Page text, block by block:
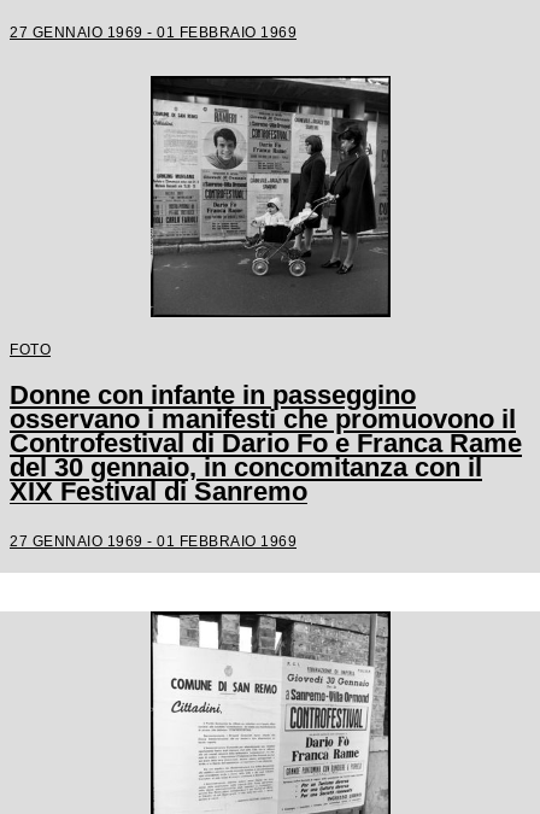
27 GENNAIO 1969 - 01 FEBBRAIO 1969
FOTO
Donne con infante in passeggino
osservano i manifesti che promuovono il
Controfestival di Dario Fo e Franca Rame
del 30 gennaio, in concomitanza con il
XIX Festival di Sanremo
27 GENNAIO 1969 - 01 FEBBRAIO 1969